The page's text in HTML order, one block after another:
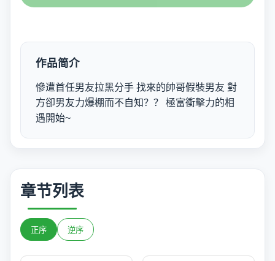
作品简介
慘遭首任男友拉黑分手 找來的帥哥假裝男友 對
方卻男友力爆棚而不自知？？ 極富衝擊力的相
遇開始~
章节列表
正序 逆序